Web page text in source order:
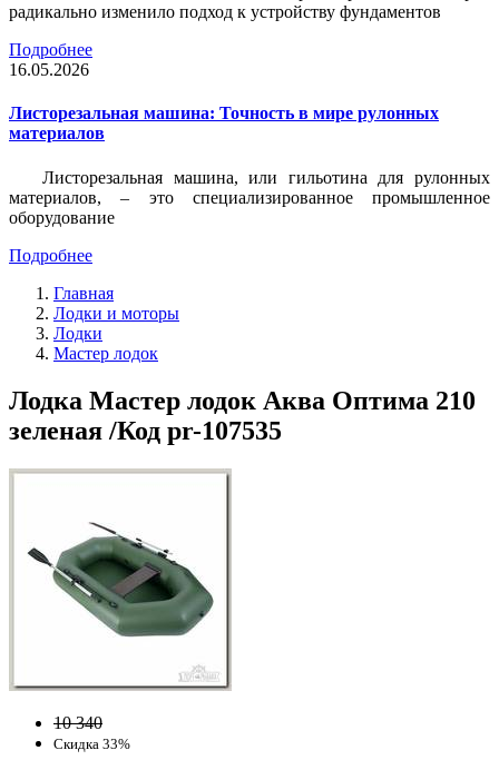
радикально изменило подход к устройству фундаментов
Подробнее
16.05.2026
Листорезальная машина: Точность в мире рулонных
материалов
Листорезальная машина, или гильотина для рулонных
материалов, – это специализированное промышленное
оборудование
Подробнее
Главная
Лодки и моторы
Лодки
Мастер лодок
Лодка Мастер лодок Аква Оптима 210
зеленая /Код pr-107535
10 340
Скидка 33%